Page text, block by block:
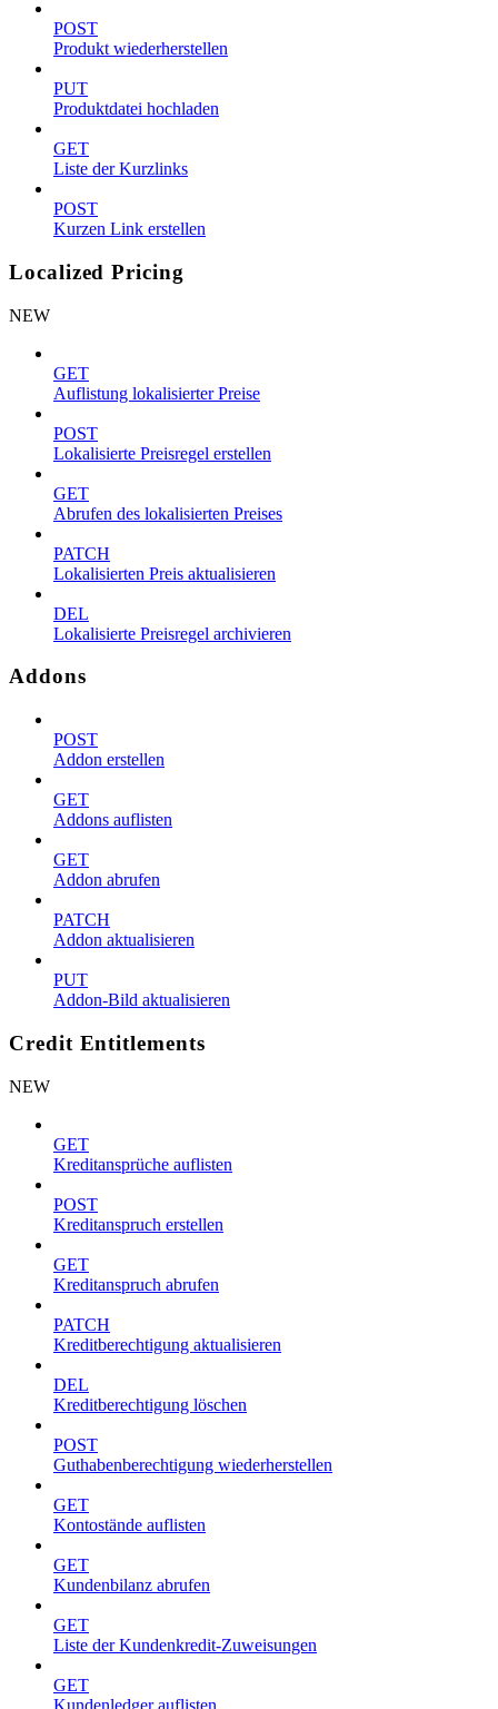
POST
Produkt wiederherstellen
PUT
Produktdatei hochladen
GET
Liste der Kurzlinks
POST
Kurzen Link erstellen
Localized Pricing
NEW
GET
Auflistung lokalisierter Preise
POST
Lokalisierte Preisregel erstellen
GET
Abrufen des lokalisierten Preises
PATCH
Lokalisierten Preis aktualisieren
DEL
Lokalisierte Preisregel archivieren
Addons
POST
Addon erstellen
GET
Addons auflisten
GET
Addon abrufen
PATCH
Addon aktualisieren
PUT
Addon-Bild aktualisieren
Credit Entitlements
NEW
GET
Kreditansprüche auflisten
POST
Kreditanspruch erstellen
GET
Kreditanspruch abrufen
PATCH
Kreditberechtigung aktualisieren
DEL
Kreditberechtigung löschen
POST
Guthabenberechtigung wiederherstellen
GET
Kontostände auflisten
GET
Kundenbilanz abrufen
GET
Liste der Kundenkredit-Zuweisungen
GET
Kundenledger auflisten